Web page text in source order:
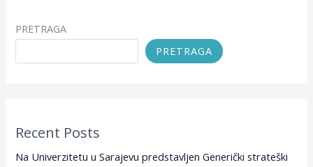
PRETRAGA
PRETRAGA
Recent Posts
Na Univerzitetu u Sarajevu predstavljen Generički strateški